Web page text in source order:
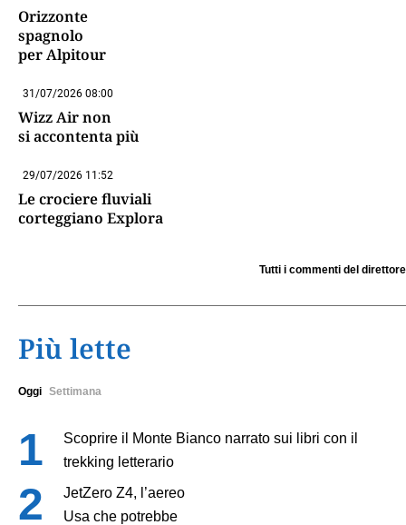
Orizzonte
spagnolo
per Alpitour
31/07/2026 08:00
Wizz Air non
si accontenta più
29/07/2026 11:52
Le crociere fluviali
corteggiano Explora
Tutti i commenti del direttore
Più lette
Oggi Settimana
Scoprire il Monte Bianco narrato sui libri con il
trekking letterario
JetZero Z4, l’aereo
Usa che potrebbe